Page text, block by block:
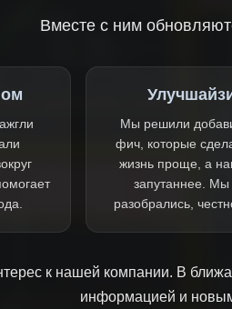
Вместе с ним
Мы решили
фич, которые
жизнь проще, а
запутаннее. Мы
разобрались,
к нашей компании. В
информацией и